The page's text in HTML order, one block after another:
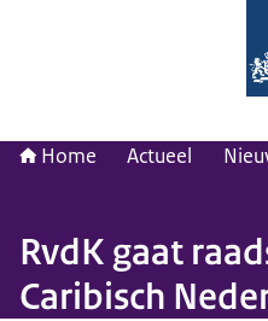
Home Actueel
RvdK gaat
Caribisch